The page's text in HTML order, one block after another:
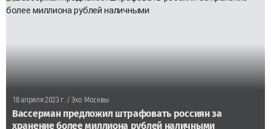
18 апреля 2023 г./ Эхо Москвы
Вассерман предложил штрафовать россиян за
хранение более миллиона рублей наличными